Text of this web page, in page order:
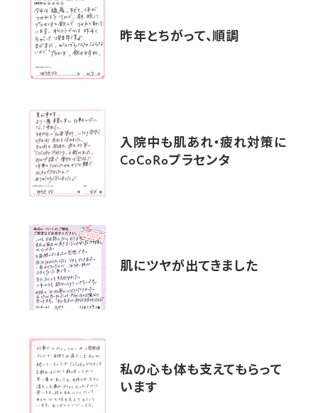
昨年とちがって、順調
入院中も肌あれ・疲れ対策に
CoCoRoプラセンタ
肌にツヤが出てきました
私の心も体も支えてもらって
います